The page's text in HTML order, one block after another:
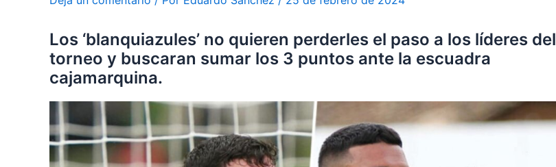
Los ‘blanquiazules’ no quieren perderles el paso a los líderes del
torneo y buscaran sumar los 3 puntos ante la escuadra
cajamarquina.